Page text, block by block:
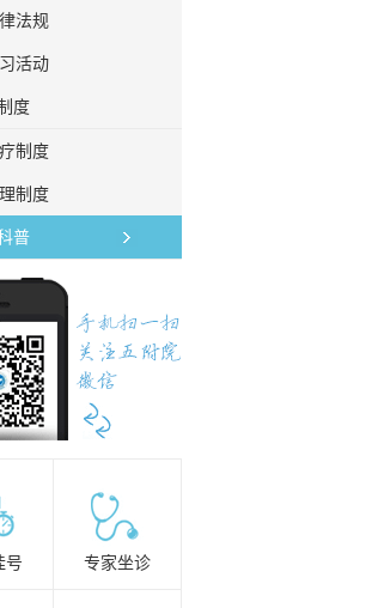
法规
活动
度
制度
制度
普
号 专家坐诊